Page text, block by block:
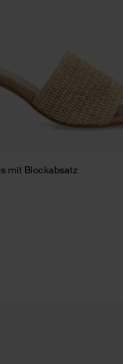
mit Blockabsatz